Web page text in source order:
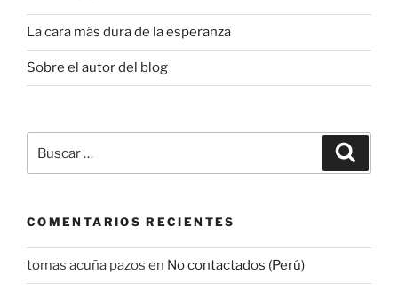
La cara más dura de la esperanza
Sobre el autor del blog
por:
COMENTARIOS RECIENTES
tomas acuña pazos en No contactados (Perú)